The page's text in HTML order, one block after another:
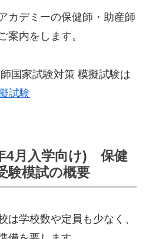
カデミーの保健師・助産師
案内をします。
国家試験対策 模擬試験は
試験
4月入学向け) 保健
験模試の概要
は学校数や定員も少なく、